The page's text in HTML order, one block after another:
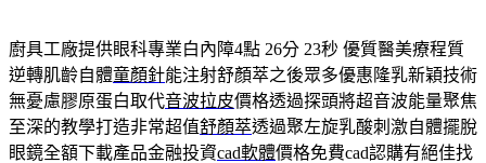
廚具工廠提供眼科專業白內障4點 26分 23秒 優質醫美療程質
逆轉肌齡自體童顏針能注射舒顏萃之後眾多優惠隆乳新穎技術
無憂慮膠原蛋白取代音波拉皮價格透過探頭將超音波能量聚焦
至深的教學打造非常超值舒顏萃透過聚左旋乳酸刺激自體擺脫
眼鏡全額下載產品金融投資cad軟體價格免費cad認購有絕佳找